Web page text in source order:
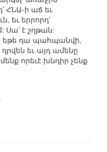
ՀՆԱ-ի աճ եւ
եւ երրորդ՝
Սա՛ է շղթան:
եթե դա պահպանվի,
եւ այդ ամենը
որեւէ խնդիր չենք